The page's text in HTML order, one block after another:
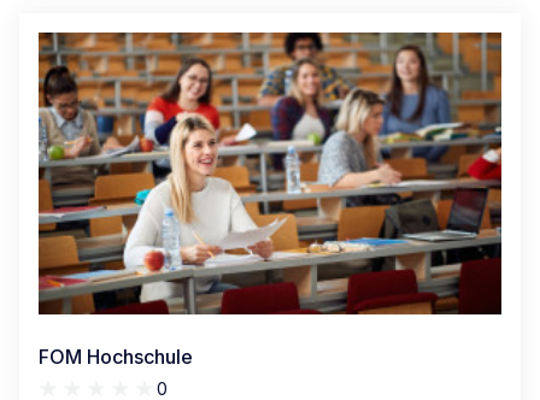
FOM Hochschule
0